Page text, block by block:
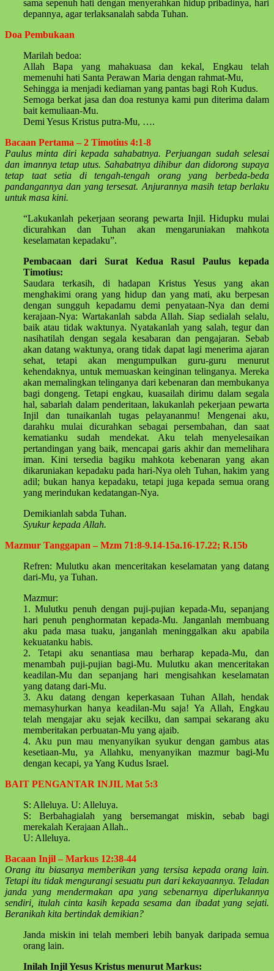
sama sepenuh hati dengan menyerahkan hidup pribadinya, hari
depannya, agar terlaksanalah sabda Tuhan.
Doa Pembukaan
Marilah bedoa:
Allah Bapa yang mahakuasa dan kekal, Engkau telah
memenuhi hati Santa Perawan Maria dengan rahmat-Mu,
Sehingga ia menjadi kediaman yang pantas bagi Roh Kudus.
Semoga berkat jasa dan doa restunya kami pun diterima dalam
bait kemuliaan-Mu.
Demi Yesus Kristus putra-Mu, ….
Bacaan Pertama – 2 Timotius 4:1-8
Paulus minta diri kepada sahabatnya. Perjuangan sudah selesai
dan imannya tetap utus. Sahabatnya dihibur dan didorong supaya
tetap taat setia di tengah-tengah orang yang berbeda-beda
pandangannya dan yang tersesat. Anjurannya masih tetap berlaku
untuk masa kini.
“Lakukanlah pekerjaan seorang pewarta Injil. Hidupku mulai
dicurahkan dan Tuhan akan mengaruniakan mahkota
keselamatan kepadaku”.
Pembacaan dari Surat Kedua Rasul Paulus kepada
Timotius:
Saudara terkasih, di hadapan Kristus Yesus yang akan
menghakimi orang yang hidup dan yang mati, aku berpesan
dengan sungguh kepadamu demi penyataan-Nya dan demi
kerajaan-Nya: Wartakanlah sabda Allah. Siap sedialah selalu,
baik atau tidak waktunya. Nyatakanlah yang salah, tegur dan
nasihatilah dengan segala kesabaran dan pengajaran. Sebab
akan datang waktunya, orang tidak dapat lagi menerima ajaran
sehat, tetapi akan mengumpulkan guru-guru menurut
kehendaknya, untuk memuaskan keinginan telinganya. Mereka
akan memalingkan telinganya dari kebenaran dan membukanya
bagi dongeng. Tetapi engkau, kuasailah dirimu dalam segala
hal, sabarlah dalam penderitaan, lakukanlah pekerjaan pewarta
Injil dan tunaikanlah tugas pelayananmu! Mengenai aku,
darahku mulai dicurahkan sebagai persembahan, dan saat
kematianku sudah mendekat. Aku telah menyelesaikan
pertandingan yang baik, mencapai garis akhir dan memelihara
iman. Kini tersedia bagiku mahkota kebenaran yang akan
dikaruniakan kepadaku pada hari-Nya oleh Tuhan, hakim yang
adil; bukan hanya kepadaku, tetapi juga kepada semua orang
yang merindukan kedatangan-Nya.
Demikianlah sabda Tuhan.
Syukur kepada Allah.
Mazmur Tanggapan – Mzm 71:8-9.14-15a.16-17.22; R.15b
Refren: Mulutku akan menceritakan keselamatan yang datang
dari-Mu, ya Tuhan.
Mazmur:
1. Mulutku penuh dengan puji-pujian kepada-Mu, sepanjang
hari penuh penghormatan kepada-Mu. Janganlah membuang
aku pada masa tuaku, janganlah meninggalkan aku apabila
kekuatanku habis.
2. Tetapi aku senantiasa mau berharap kepada-Mu, dan
menambah puji-pujian bagi-Mu. Mulutku akan menceritakan
keadilan-Mu dan sepanjang hari mengisahkan keselamatan
yang datang dari-Mu.
3. Aku datang dengan keperkasaan Tuhan Allah, hendak
memasyhurkan hanya keadilan-Mu saja! Ya Allah, Engkau
telah mengajar aku sejak kecilku, dan sampai sekarang aku
memberitakan perbuatan-Mu yang ajaib.
4. Aku pun mau menyanyikan syukur dengan gambus atas
kesetiaan-Mu, ya Allahku, menyanyikan mazmur bagi-Mu
dengan kecapi, ya Yang Kudus Israel.
BAIT PENGANTAR INJIL Mat 5:3
S: Alleluya. U: Alleluya.
S: Berbahagialah yang bersemangat miskin, sebab bagi
merekalah Kerajaan Allah..
U: Alleluya.
Bacaan Injil – Markus 12:38-44
Orang itu biasanya memberikan yang tersisa kepada orang lain.
Tetapi itu tidak mengurangi sesuatu pun dari kekayaannya. Teladan
janda yang mendermakan apa yang sebenarnya diperlukannya
sendiri, itulah cinta kasih kepada sesama dan ibadat yang sejati.
Beranikah kita bertindak demikian?
Janda miskin ini telah memberi lebih banyak daripada semua
orang lain.
Inilah Injil Yesus Kristus menurut Markus: